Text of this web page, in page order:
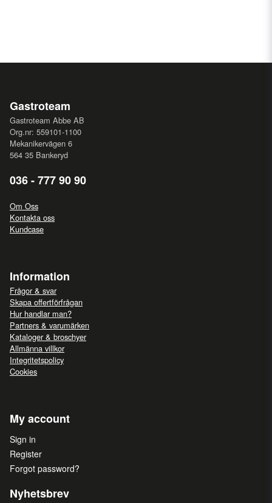
Gastroteam
Gastroteam Abbe AB
Org.nr: 559101-1100
Mekanikervägen 6
564 35 Bankeryd
036 - 777 90 90
Om Oss
Kontakta oss
Kundcase
Information
Frågor & svar
Skapa offertförfrågan
Hur handlar man?
Partners & varumärken
Kataloger & broschyer
Allmänna villkor
Integritetspolicy
Cookies
My account
Sign in
Register
Forgot password?
Nyhetsbrev